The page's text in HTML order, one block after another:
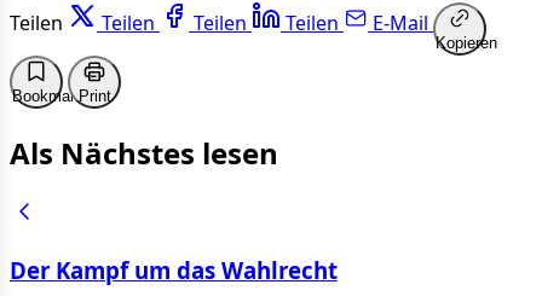
Teilen Teilen Teilen Teilen E-Mail
Kopieren
BookmarkPrint
Als Nächstes lesen
Der Kampf um das Wahlrecht